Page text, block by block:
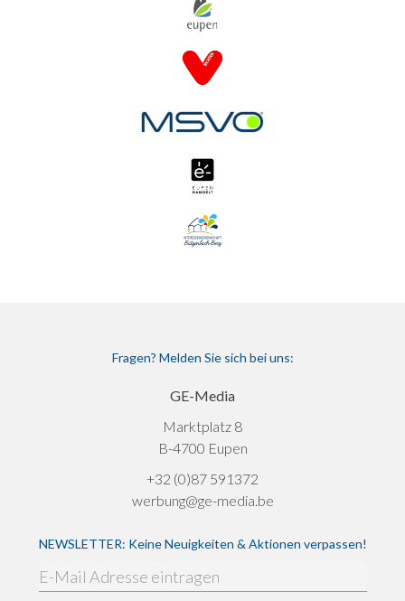
Fragen? Melden Sie sich bei uns:
GE-Media
Marktplatz 8
B-4700 Eupen
+32 (0)87 591372
werbung@ge-media.be
NEWSLETTER: Keine Neuigkeiten & Aktionen verpassen!